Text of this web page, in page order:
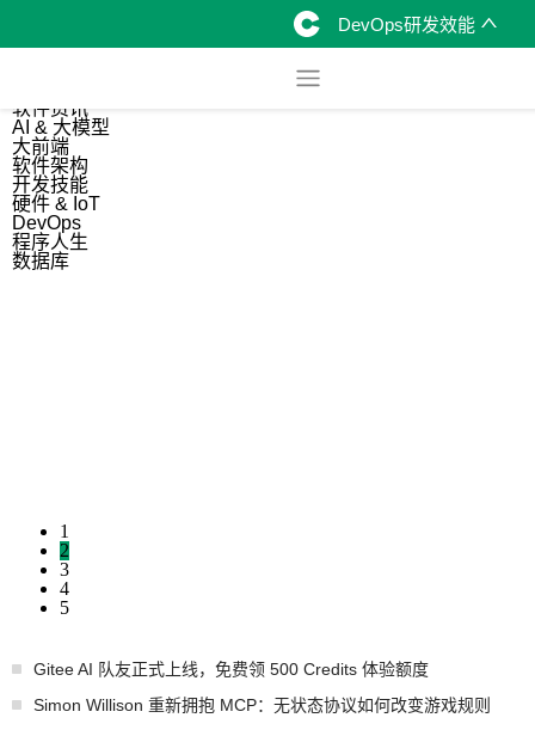
DevOps研发效能
软件资讯
AI & 大模型
大前端
软件架构
开发技能
硬件 & IoT
DevOps
程序人生
数据库
1
2
3
4
5
Gitee AI 队友正式上线，免费领 500 Credits 体验额度
Simon Willison 重新拥抱 MCP：无状态协议如何改变游戏规则